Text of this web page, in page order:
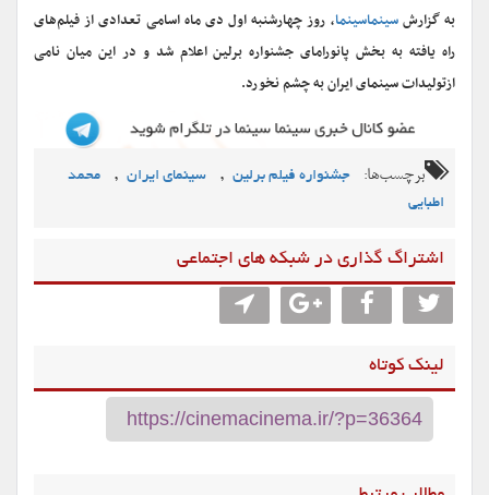
به گزارشسینماسینما، روز چهارشنبه اول دی ماه اسامی تعدادی از فیلم‌های
راه یافته به بخش پانورامای جشنواره برلین اعلام شد و در این میان نامی
ازتولیدات سینمای ایران به چشم نخورد.
برچسب‌ها: جشنواره فیلم برلین , سینمای ایران ,
محمد
اطبایی
اشتراگ گذاری در شبکه های اجتماعی
لینک کوتاه